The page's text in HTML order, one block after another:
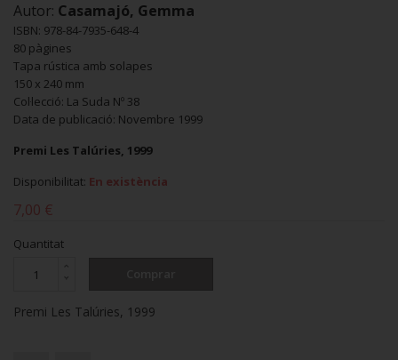
Autor: Casamajó, Gemma
ISBN: 978-84-7935-648-4
80 pàgines
Tapa rústica amb solapes
150 x 240 mm
Col·lecció: La Suda Nº 38
Data de publicació: Novembre 1999
Premi Les Talúries, 1999
Disponibilitat: En existència
7,00 €
Quantitat
Premi Les Talúries, 1999